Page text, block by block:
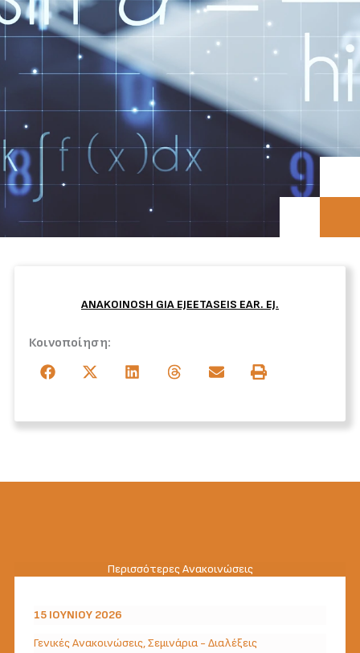
ANAKOINOSH GIA EJEETASEIS EAR. EJ.
Κοινοποίηση:
Περισσότερες Ανακοινώσεις
15 ΙΟΥΝΊΟΥ 2026
Γενικές Ανακοινώσεις,Σεμινάρια - Διαλέξεις